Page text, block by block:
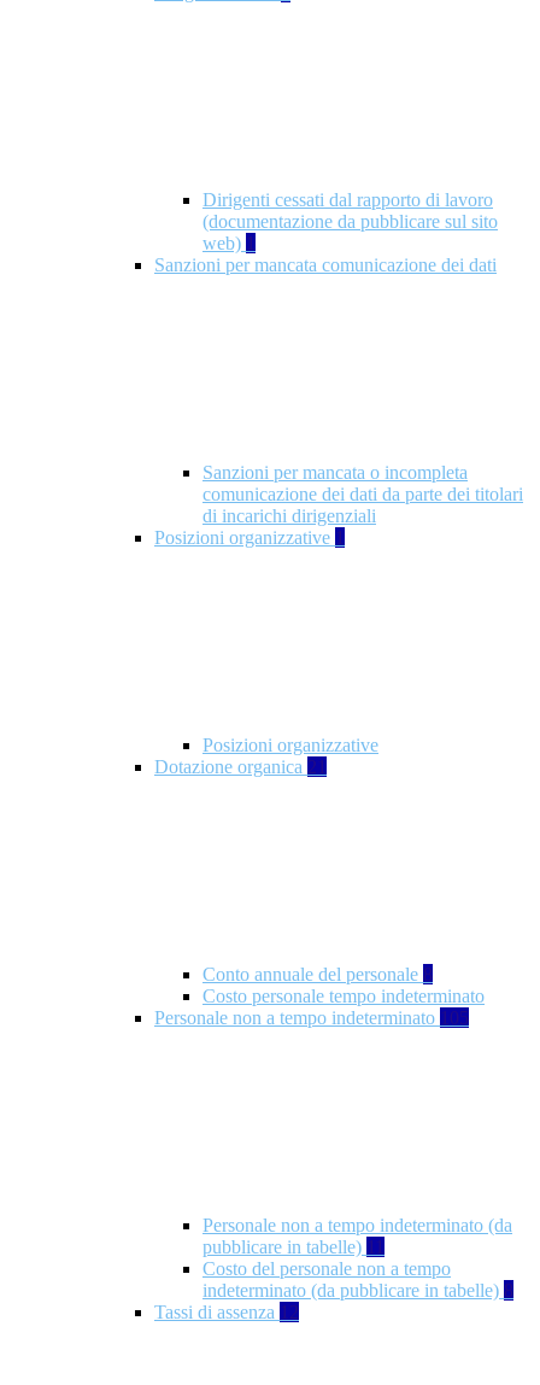
Dirigenti cessati dal rapporto di lavoro
(documentazione da pubblicare sul sito
web) 1
Sanzioni per mancata comunicazione dei dati
Sanzioni per mancata o incompleta
comunicazione dei dati da parte dei titolari
di incarichi dirigenziali
Posizioni organizzative 1
Posizioni organizzative
Dotazione organica 21
Conto annuale del personale 8
Costo personale tempo indeterminato
Personale non a tempo indeterminato 105
Personale non a tempo indeterminato (da
pubblicare in tabelle) 11
Costo del personale non a tempo
indeterminato (da pubblicare in tabelle) 8
Tassi di assenza 12